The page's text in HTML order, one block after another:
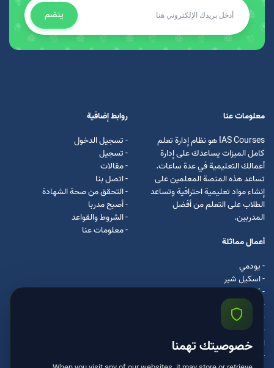
ينضم
معلومات عنا
IAS Courses هو نظام إدارة تعلم
كامل الميزات يساعدك على إدارة
أعمالك التعليمية في عدة ساعات.
تساعد هذه المنصة المعلمين على
إنشاء مواد تعليمية احترافية وتساعد
الطلاب على التعلم من أفضل
المدربين.
روابط إضافية
- تسجيل الدخول
- تسجيل
- مقالات
- اتصل بنا
- التحقق من صحة الشهادة
- أصبح مدربا
- الشروط والقواعد
- معلومات عنا
أعمال مماثلة
- يودمي
- اسکیل شیر
- كرس ايرا
- لیندا
- اسكيل سفت
- اوداسيتي
ادكس
- مستر كلس
خصوصيتك تهمنا